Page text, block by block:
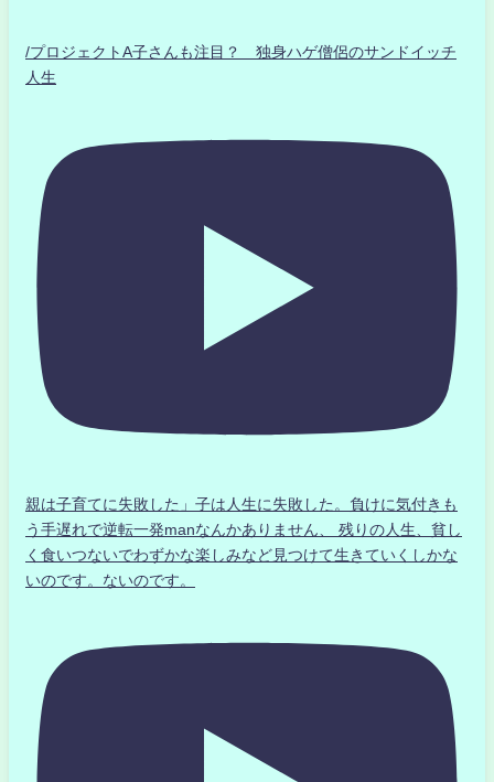
/プロジェクトA子さんも注目？ 独身ハゲ僧侶のサンドイッチ
人生
親は子育てに失敗した」子は人生に失敗した。負けに気付きも
う手遅れで逆転一発manなんかありません、 残りの人生、貧し
く食いつないでわずかな楽しみなど見つけて生きていくしかな
いのです。ないのです。